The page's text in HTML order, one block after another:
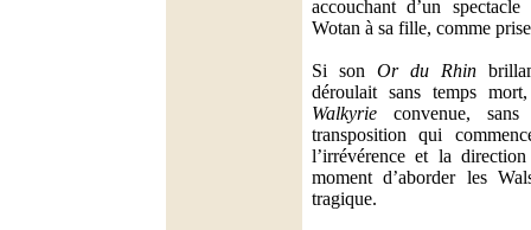
accouchant d’un
Wotan à sa fille, comme
Si son Or du Rhin
déroulait sans temps
Walkyrie convenue, sans
transposition qui
l’irrévérence et la
moment d’aborder les
tragique.